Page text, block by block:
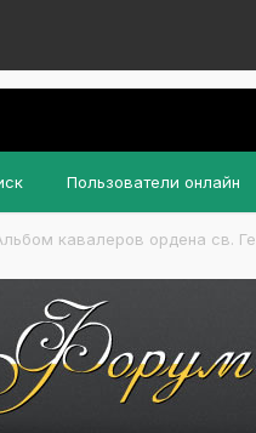
Пользователи онлайн
кавалеров ордена св.